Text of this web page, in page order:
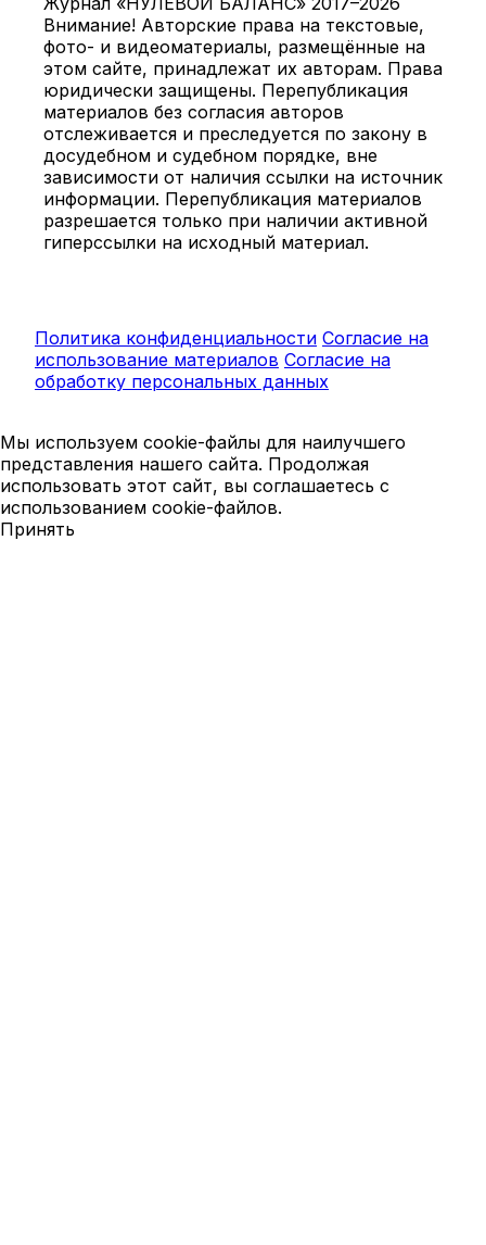
Внимание! Авторские права на текстовые,
фото- и видеоматериалы, размещённые на
этом сайте, принадлежат их авторам. Права
юридически защищены. Перепубликация
материалов без согласия авторов
отслеживается и преследуется по закону в
досудебном и судебном порядке, вне
зависимости от наличия ссылки на источник
информации. Перепубликация материалов
разрешается только при наличии активной
гиперссылки на исходный материал.
Политика конфиденциальности Согласие на
использование материалов Согласие на
обработку персональных данных
Мы используем cookie-файлы для наилучшего
представления нашего сайта. Продолжая
использовать этот сайт, вы соглашаетесь с
использованием cookie-файлов.
Принять